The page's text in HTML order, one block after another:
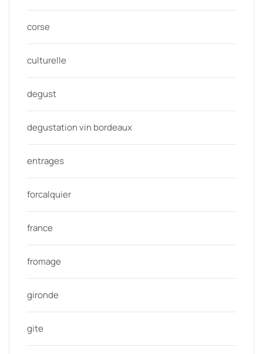
corse
culturelle
degust
degustation vin bordeaux
entrages
forcalquier
france
fromage
gironde
gite